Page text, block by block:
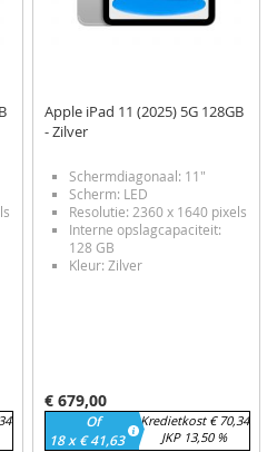
Apple iPad 11 (2025) 5G 128GB
- Zilver
Schermdiagonaal: 11"
Scherm: LED
Resolutie: 2360 x 1640 pixels
Interne opslagcapaciteit:
128 GB
Kleur: Zilver
€ 679,00
Of
18 x € 41,63
Kredietkost € 70,34
JKP 13,50 %